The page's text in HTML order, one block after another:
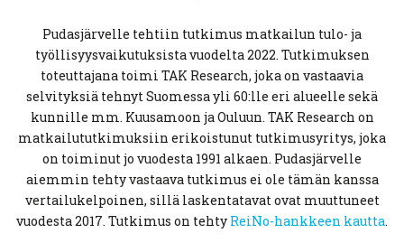
Pudasjärvelle tehtiin tutkimus matkailun tulo- ja
työllisyysvaikutuksista vuodelta 2022. Tutkimuksen
toteuttajana toimi TAK Research, joka on vastaavia
selvityksiä tehnyt Suomessa yli 60:lle eri alueelle sekä
kunnille mm. Kuusamoon ja Ouluun. TAK Research on
matkailututkimuksiin erikoistunut tutkimusyritys, joka
on toiminut jo vuodesta 1991 alkaen. Pudasjärvelle
aiemmin tehty vastaava tutkimus ei ole tämän kanssa
vertailukelpoinen, sillä laskentatavat ovat muuttuneet
vuodesta 2017. Tutkimus on tehty ReiNo-hankkeen kautta.